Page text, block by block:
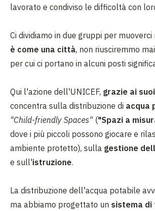
lavorato e condiviso le difficoltà con
Ci dividiamo in due gruppi per muoverci
è come una città, non riusciremmo
per cui ci portano in alcuni posti
Qui l'azione dell'UNICEF, grazie ai
concentra sulla distribuzione di acqua
"Child-friendly Spaces" ("Spazi a
dove i più piccoli possono giocare e
ambiente protetto), sulla gestione
e sull'istruzione.
La distribuzione dell'acqua potabile
ma abbiamo progettato un sistema di